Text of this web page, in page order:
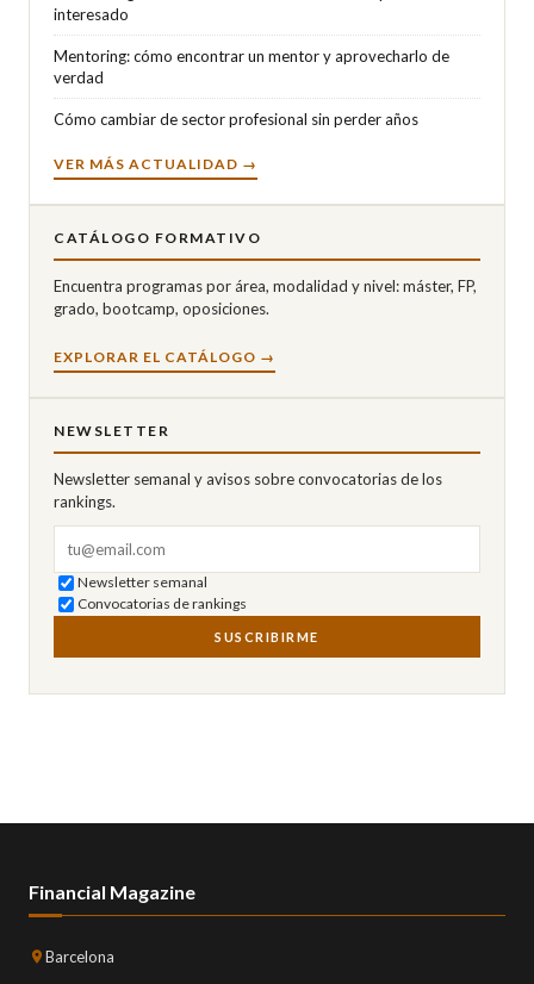
interesado
Mentoring: cómo encontrar un mentor y aprovecharlo de
verdad
Cómo cambiar de sector profesional sin perder años
VER MÁS ACTUALIDAD →
CATÁLOGO FORMATIVO
Encuentra programas por área, modalidad y nivel: máster, FP,
grado, bootcamp, oposiciones.
EXPLORAR EL CATÁLOGO →
NEWSLETTER
Newsletter semanal y avisos sobre convocatorias de los
rankings.
Newsletter semanal
Convocatorias de rankings
SUSCRIBIRME
Financial Magazine
Barcelona